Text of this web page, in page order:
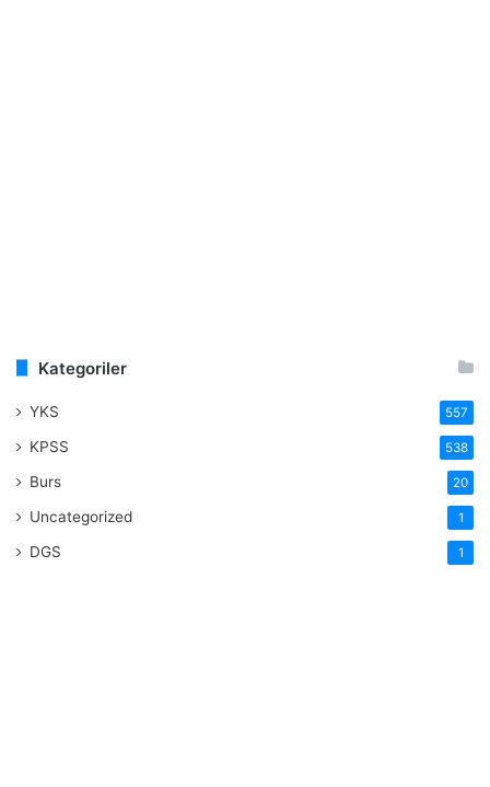
Kategoriler
YKS 557
KPSS 538
Burs 20
Uncategorized 1
DGS 1